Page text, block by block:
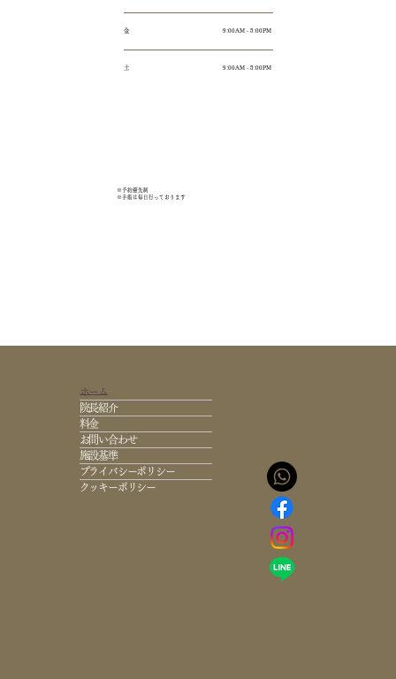
金 9:00AM - 5:00PM
土 9:00AM - 5:00PM
※予約優先制
​※手術は毎日行っております
ホーム
院長紹介
料金
お問い合わせ
施設基準
プライバシーポリシー
クッキーポリシー